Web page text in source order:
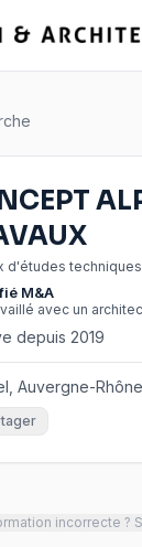
d'études techniques
M&A
avec un
depuis 2019
Auvergne-
incorrecte ?